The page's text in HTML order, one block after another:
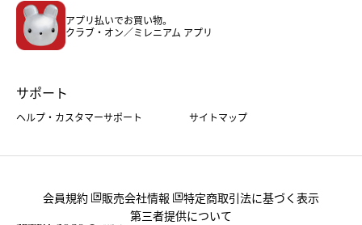
ホーム・キッチン＆アート
アプリ払いでお買い物。
クラブ・オン／ミレニアム アプリ
サポート
ヘルプ・カスタマーサポート サイトマップ
会員規約 販売会社情報
特定商取引法に基づく表示
第三者提供について